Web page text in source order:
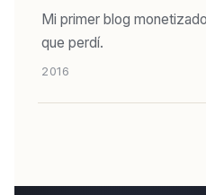
Mi primer blog
que perdí.
2016